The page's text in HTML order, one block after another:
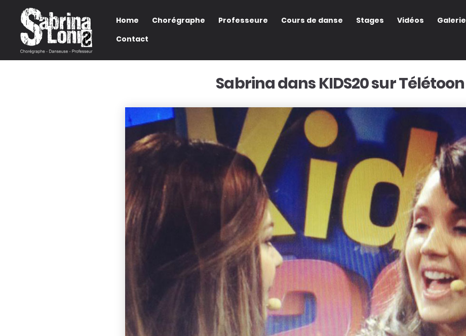
Home Chorégraphe Professeure Cours de danse Stages Vidéos Galerie
Contact
Sabrina dans KIDS20 sur Télétoon